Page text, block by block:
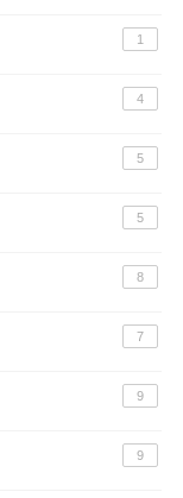
1
4
5
5
8
7
9
9